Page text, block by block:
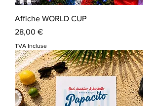
Affiche WORLD CUP
Prix
28,00 €
TVA Incluse